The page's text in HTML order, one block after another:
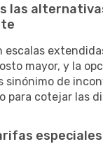
las
escalas
mayor, y la
sinónimo de
para cotejar las